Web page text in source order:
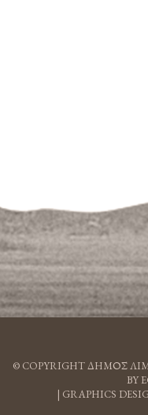
© COPYRIGHT ΔΗΜΟΣ
BY
| GRAPHICS